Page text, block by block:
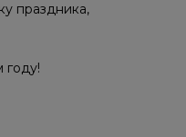
праздника,
году!